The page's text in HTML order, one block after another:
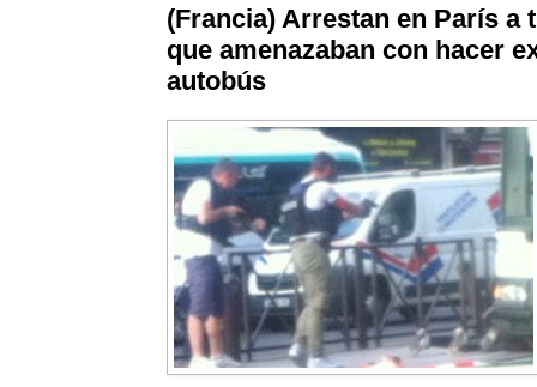
(Francia) Arrestan en París a
que amenazaban con hacer
autobús